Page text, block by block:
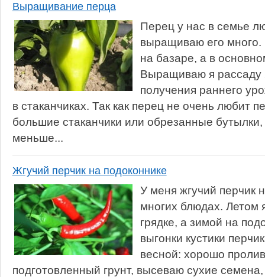
Выращивание перца
Перец у нас в семье
выращиваю его много.
на базаре, а в
Выращиваю я рассаду
получения раннего
в стаканчиках. Так как перец не очень любит
большие стаканчики или обрезанные
меньше...
Жгучий перчик на подоконнике
У меня жгучий перчик
многих блюдах.
грядке, а зимой на
выгонки кустики
весной: хорошо
подготовленный грунт, высеваю сухие